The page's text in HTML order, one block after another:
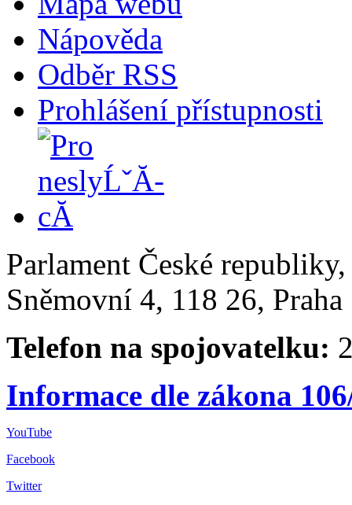
Nápověda
Odběr RSS
Prohlášení přístupnosti
Parlament České
Sněmovní 4, 118 26,
Telefon na spojovatelku:
Informace dle zákona
YouTube
Facebook
Twitter